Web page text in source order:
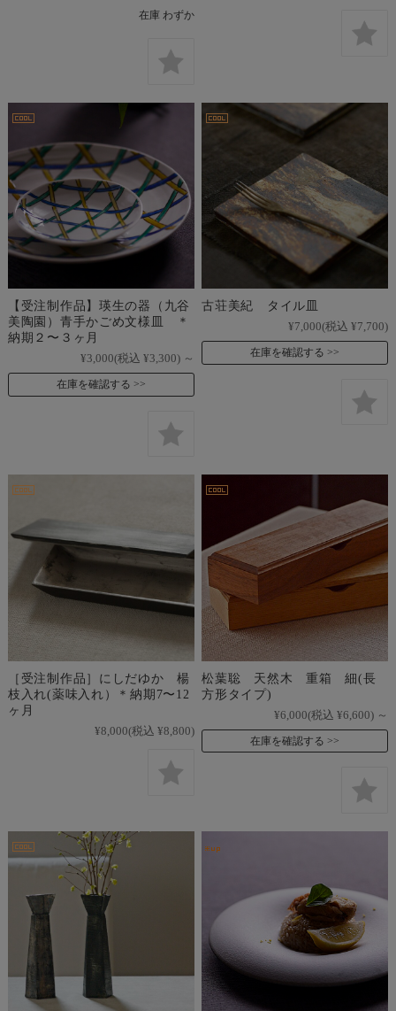
在庫 わずか
【受注制作品】瑛生の器（九谷
美陶園）青手かごめ文様皿 ＊
納期２〜３ヶ月
¥3,000(税込 ¥3,300) ～
在庫を確認する
古荘美紀 タイル皿
¥7,000(税込 ¥7,700)
在庫を確認する
［受注制作品］にしだゆか 楊
枝入れ(薬味入れ）＊納期7〜12
ヶ月
¥8,000(税込 ¥8,800)
松葉聡 天然木 重箱 細(長
方形タイプ)
¥6,000(税込 ¥6,600) ～
在庫を確認する